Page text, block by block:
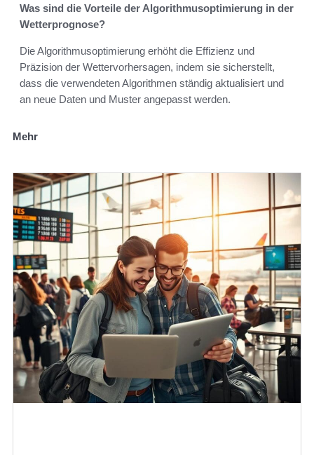
Was sind die Vorteile der Algorithmusoptimierung in der
Wetterprognose?
Die Algorithmusoptimierung erhöht die Effizienz und
Präzision der Wettervorhersagen, indem sie sicherstellt,
dass die verwendeten Algorithmen ständig aktualisiert und
an neue Daten und Muster angepasst werden.
Mehr